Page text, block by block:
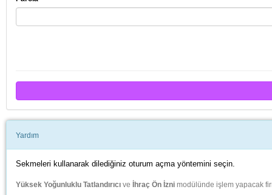
Yardım
Sekmeleri kullanarak dilediğiniz oturum açma yöntemini seçin.
Yüksek Yoğunluklu Tatlandırıcı ve İhraç Ön İzni modülünde işlem yapacak